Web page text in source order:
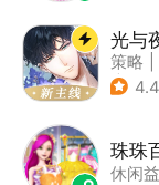
光与
策略
| 乙女
4.4
珠珠
休闲